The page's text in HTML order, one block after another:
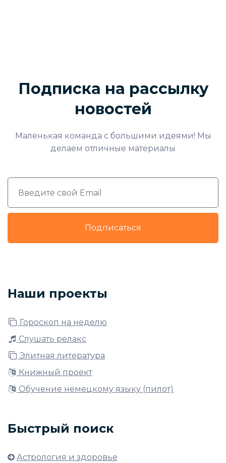
Подписка на рассылку
новостей
Маленькая команда с большими идеями! Мы
делаем отличные материалы
Подписаться
Наши проекты
Гороскоп на неделю
Слушать релакс
Элитная литература
Книжный проект
Обучение немецкому языку (пилот)
Быстрый поиск
Астрология и здоровье